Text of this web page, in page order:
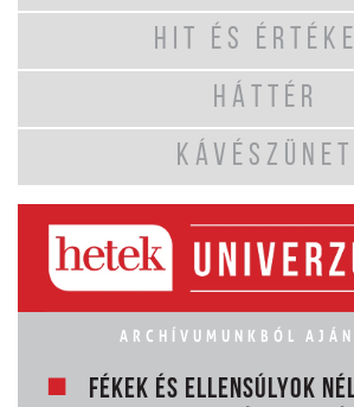
HIT ÉS
HÁTTÉR
KÁVÉSZÜNET
ARCHÍVUMUNKBÓL
FÉKEK ÉS ELLENSÚLYOK